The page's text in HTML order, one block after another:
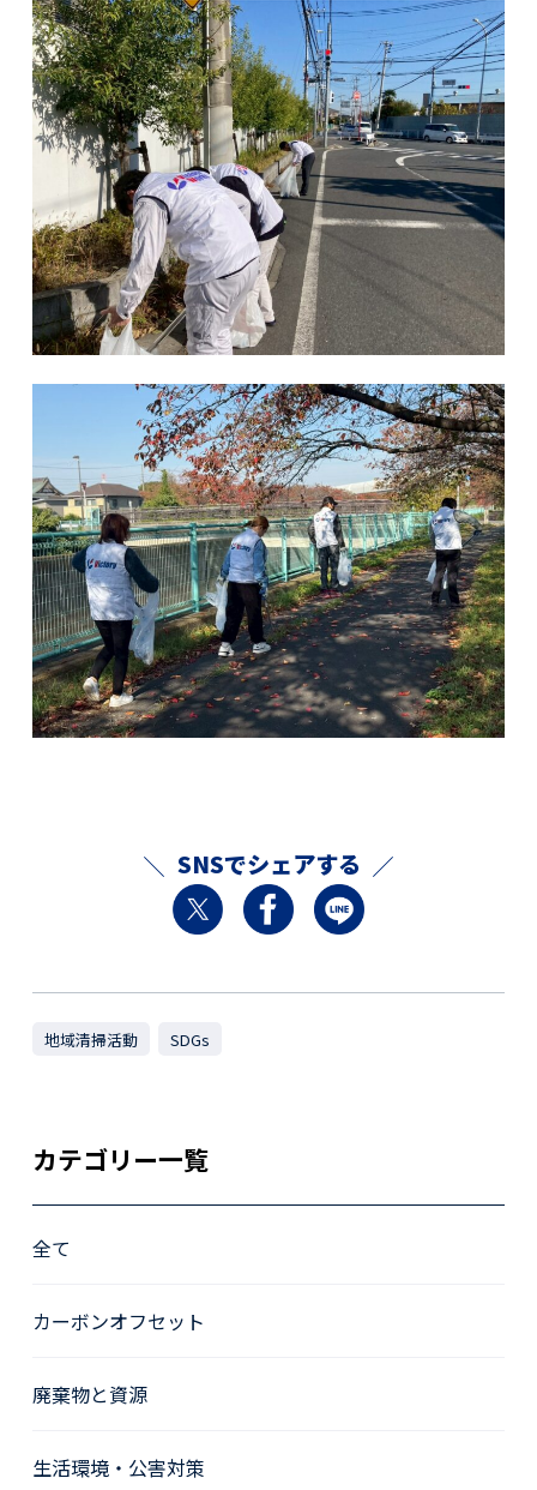
SNSでシェアする
地域清掃活動 SDGs
カテゴリー一覧
全て
カーボンオフセット
廃棄物と資源
生活環境・公害対策